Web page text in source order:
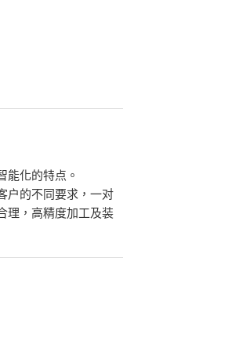
能化的特点。
户的不同要求，一对
理，高精度加工及装